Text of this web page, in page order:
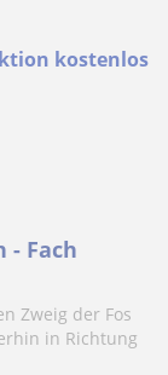
kostenlos
- Fach
Zweig der Fos
in Richtung